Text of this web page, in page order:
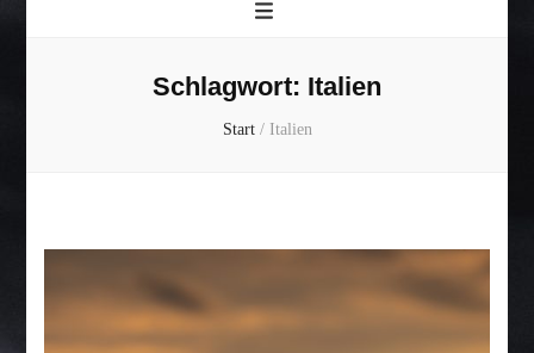
Schlagwort: Italien
Start / Italien